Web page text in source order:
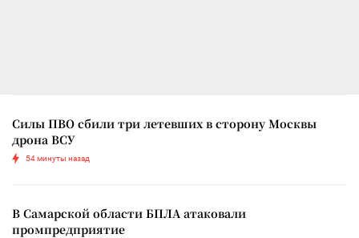
Силы ПВО сбили три летевших в сторону Москвы
дрона ВСУ
54 минуты назад
В Самарской области БПЛА атаковали
промпредприятие